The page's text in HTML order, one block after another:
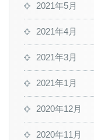
2021年5月
2021年4月
2021年3月
2021年1月
2020年12月
2020年11月